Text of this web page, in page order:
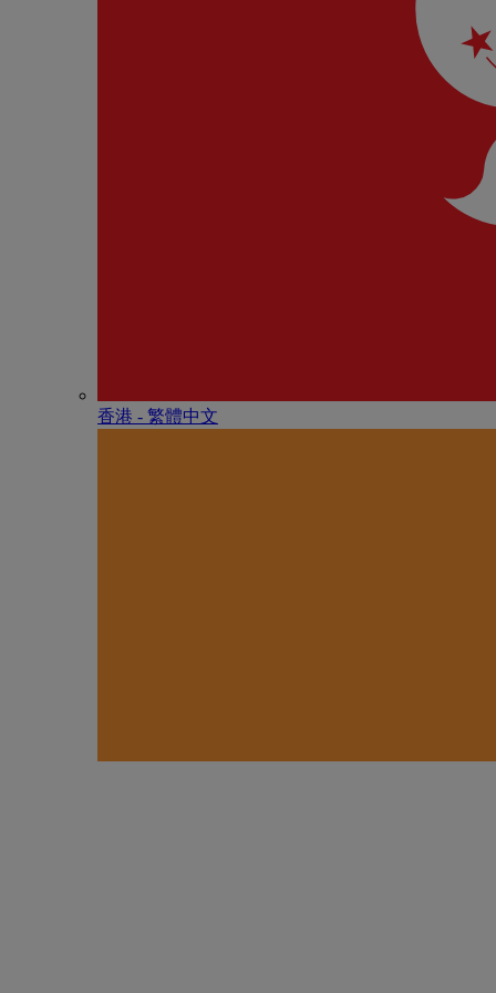
香港 - 繁體中文